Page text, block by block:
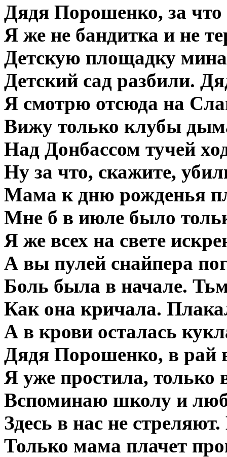
Дядя Порошенко, за
Я же не бандитка и не
Детскую площадку
Детский сад разбили.
Я смотрю отсюда на
Вижу только клубы
Над Донбассом тучей
Ну за что, скажите,
Мама к дню рожденья
Мне б в июле было
Я же всех на свете
А вы пулей снайпера
Боль была в начале.
Как она кричала.
А в крови осталась
Дядя Порошенко, в рай
Я уже простила, только
Вспоминаю школу и
Здесь в нас не
Только мама плачет